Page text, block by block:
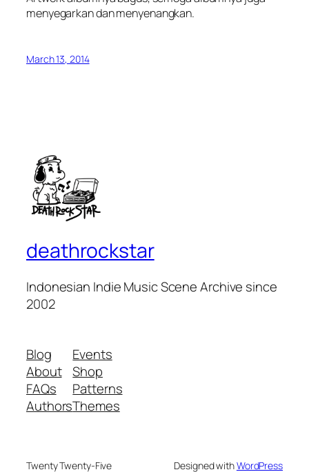
menyegarkan dan menyenangkan.
March 13, 2014
deathrockstar
Indonesian Indie Music Scene Archive since
2002
Blog
About
FAQs
Authors
Events
Shop
Patterns
Themes
Twenty Twenty-Five Designed withWordPress